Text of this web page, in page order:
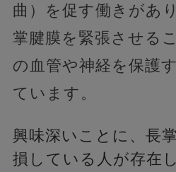
曲）を促す働きがあ
掌腱膜を緊張させる
の血管や神経を保護
ています。
興味深いことに、長
損している人が存在